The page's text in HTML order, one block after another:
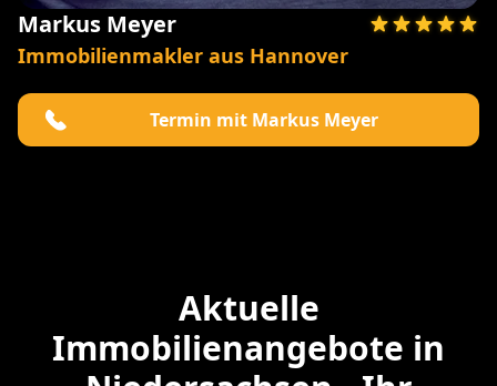
Markus Meyer
Immobilienmakler aus Hannover
Termin mit Markus Meyer
Aktuelle
Immobilienangebote in